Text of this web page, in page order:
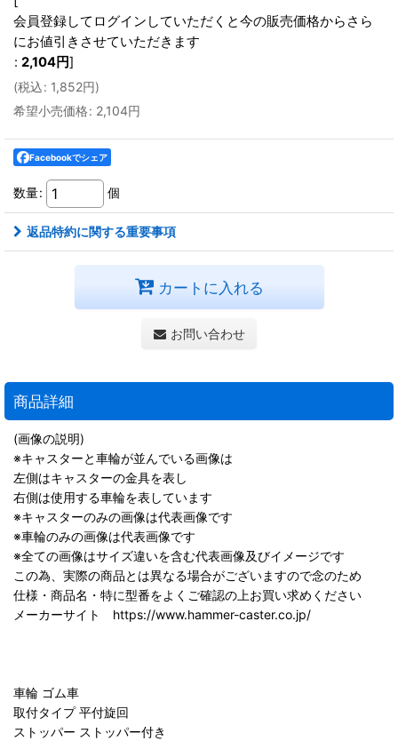
会員登録してログインしていただくと今の販売価格からさら
にお値引きさせていただきます
: 2,104円]
(税込: 1,852円)
希望小売価格: 2,104円
Facebookでシェア
数量: 個
返品特約に関する重要事項
カートに入れる
お問い合わせ
商品詳細
(画像の説明)
※キャスターと車輪が並んでいる画像は
左側はキャスターの金具を表し
右側は使用する車輪を表しています
※キャスターのみの画像は代表画像です
※車輪のみの画像は代表画像です
※全ての画像はサイズ違いを含む代表画像及びイメージです
この為、実際の商品とは異なる場合がございますので念のため
仕様・商品名・特に型番をよくご確認の上お買い求めください
メーカーサイト https://www.hammer-caster.co.jp/
車輪 ゴム車
取付タイプ 平付旋回
ストッパー ストッパー付き